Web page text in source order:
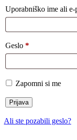
Uporabniško ime ali e-
Geslo *
Zapomni si me
Prijava
Ali ste pozabili geslo?